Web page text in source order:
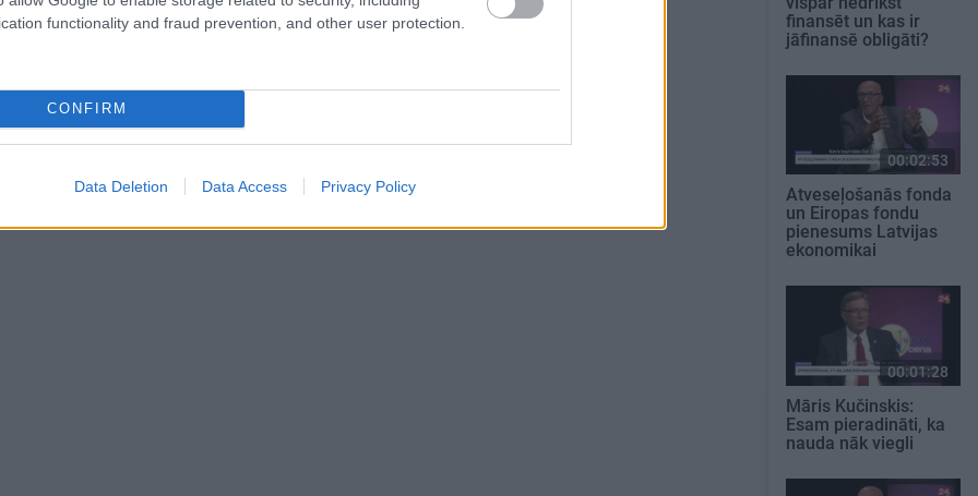
functionality and fraud prevention, and other user protection.
CONFIRM
Data Deletion Data Access Privacy Policy
finansēt un kas ir
jāfinansē obligāti?
00:02:53
Atveseļošanās fonda
un Eiropas fondu
pienesums Latvijas
ekonomikai
00:01:28
Māris Kučinskis:
Esam pieradināti, ka
nauda nāk viegli